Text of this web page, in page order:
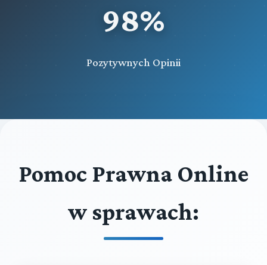
98%
Pozytywnych Opinii
Pomoc Prawna Online
w sprawach: